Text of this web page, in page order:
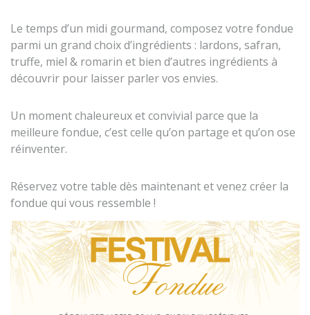
Le temps d’un midi gourmand, composez votre fondue
parmi un grand choix d’ingrédients : lardons, safran,
truffe, miel & romarin et bien d’autres ingrédients à
découvrir pour laisser parler vos envies.
Un moment chaleureux et convivial parce que la
meilleure fondue, c’est celle qu’on partage et qu’on ose
réinventer.
Réservez votre table dès maintenant et venez créer la
fondue qui vous ressemble !